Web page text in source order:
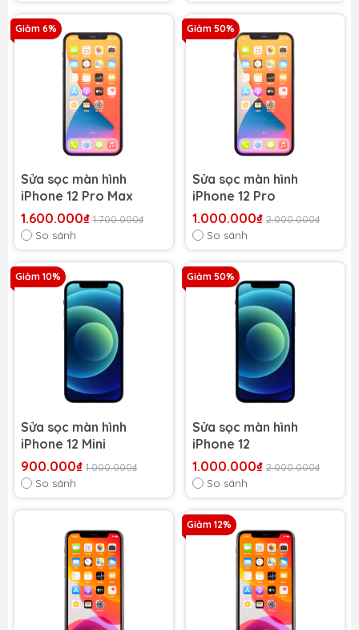
Giảm 6%
Sửa sọc màn hình
iPhone 12 Pro Max
1.600.000₫ 1.700.000₫
So sánh
Giảm 50%
Sửa sọc màn hình
iPhone 12 Pro
1.000.000₫ 2.000.000₫
So sánh
Giảm 10%
Sửa sọc màn hình
iPhone 12 Mini
900.000₫ 1.000.000₫
So sánh
Giảm 50%
Sửa sọc màn hình
iPhone 12
1.000.000₫ 2.000.000₫
So sánh
Giảm 12%